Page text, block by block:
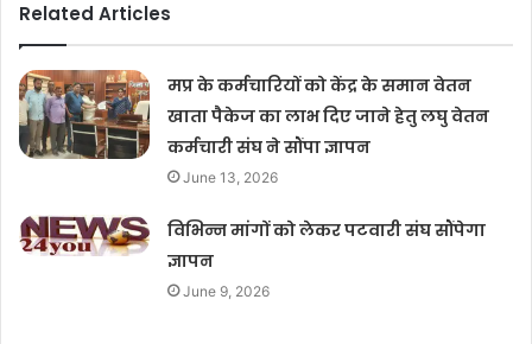
Related Articles
मप्र के कर्मचारियों को केंद्र के समान वेतन
खाता पैकेज का लाभ दिए जाने हेतु लघु वेतन
कर्मचारी संघ ने सौंपा ज्ञापन
June 13, 2026
विभिन्न मांगों को लेकर पटवारी संघ सौंपेगा
ज्ञापन
June 9, 2026